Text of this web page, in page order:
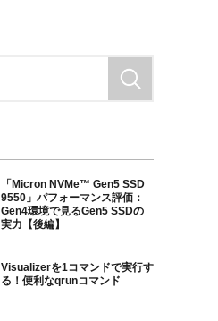
「Micron NVMe™ Gen5 SSD
9550」パフォーマンス評価：
Gen4環境で見るGen5 SSDの
実力【後編】
Visualizerを1コマンドで実行す
る！便利なqrunコマンド